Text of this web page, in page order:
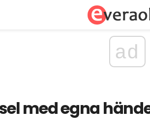
ad
med egna